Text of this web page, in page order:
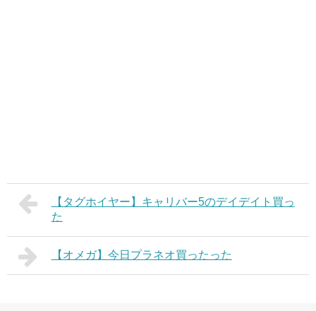
【タグホイヤー】キャリバー5のデイデイト買っ
た
【オメガ】今日プラネオ買ったった